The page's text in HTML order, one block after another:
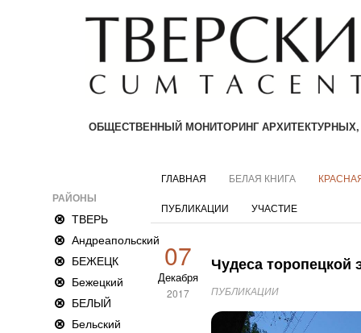
ОБЩЕСТВЕННЫЙ МОНИТОРИНГ
РАЙОНЫ
ТВЕРЬ
Андреапольский
БЕЖЕЦК
Бежецкий
БЕЛЫЙ
Бельский
ГЛАВНАЯ БЕЛАЯ КНИГА
ПУБЛИКАЦИИ УЧАСТИЕ
07
Декабря
2017
Чудеса торопецкой
ПУБЛИКАЦИИ